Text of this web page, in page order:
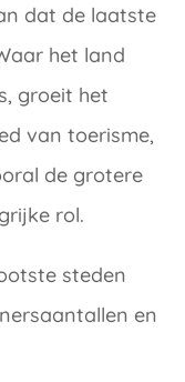
dat de laatste
het land
groeit het
van toerisme,
de grotere
rol.
steden
en